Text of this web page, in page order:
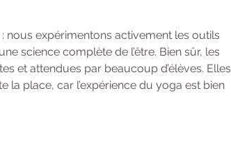
nous expérimentons activement les outils
science complète de l’être. Bien sûr, les
et attendues par beaucoup d’élèves. Elles
place, car l’expérience du yoga est bien